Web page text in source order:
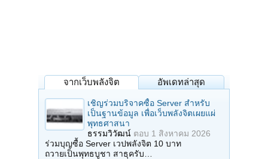
จากเว็บพลังจิต อัพเดทล่าสุด
เชิญร่วมบริจาคซื้อ Server สำหรับ
เป็นฐานข้อมูล เพื่อเว็บพลังจิตเผยแผ่
พุทธศาสนา
ธรรมวิวัฒน์ ตอบ 1 สิงหาคม 2026
ร่วมบุญซื้อ Server เวปพลังจิต 10 บาท
ถวายเป็นพุทธบูชา สาธุครับ…